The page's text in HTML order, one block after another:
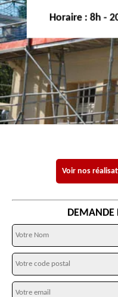
Horaire : 8h -
Voir nos
DEMANDE